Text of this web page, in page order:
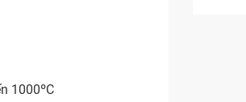
1000ºC